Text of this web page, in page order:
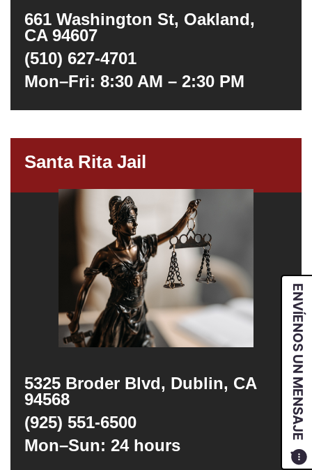
ENVÍENOS UN MENSAJE
661 Washington St, Oakland,
CA 94607
(510) 627-4701
Mon–Fri: 8:30 AM – 2:30 PM
Santa Rita Jail
5325 Broder Blvd, Dublin, CA
94568
(925) 551-6500
Mon–Sun: 24 hours